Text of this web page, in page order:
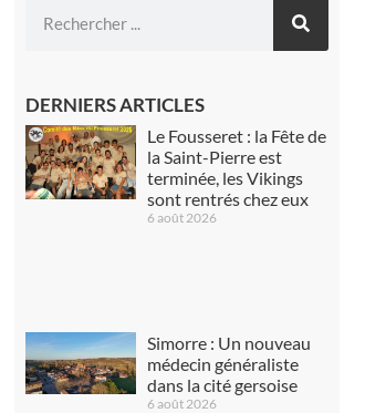
DERNIERS ARTICLES
Le Fousseret : la Fête de
la Saint-Pierre est
terminée, les Vikings
sont rentrés chez eux
6 août 2026
Simorre : Un nouveau
médecin généraliste
dans la cité gersoise
6 août 2026